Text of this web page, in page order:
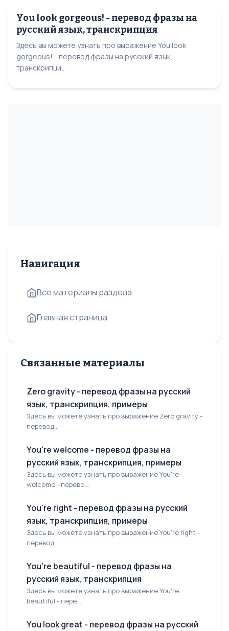
You look gorgeous! - перевод фразы на
русский язык, транскрипция
Здесь вы можете узнать про выражение You look
gorgeous! - перевод фразы на русский язык,
транскрипци...
Навигация
Все материалы раздела
Главная страница
Связанные материалы
Zero gravity - перевод фразы на русский
язык, транскрипция, примеры
Здесь вы можете узнать про выражение Zero gravity -
перевод...
You're welcome - перевод фразы на
русский язык, транскрипция, примеры
Здесь вы можете узнать про выражение You're
welcome - перево...
You're right - перевод фразы на русский
язык, транскрипция, примеры
Здесь вы можете узнать про выражение You're right -
перевод...
You're beautiful - перевод фразы на
русский язык, транскрипция
Здесь вы можете узнать про выражение You're
beautiful - пере...
You look great - перевод фразы на русский